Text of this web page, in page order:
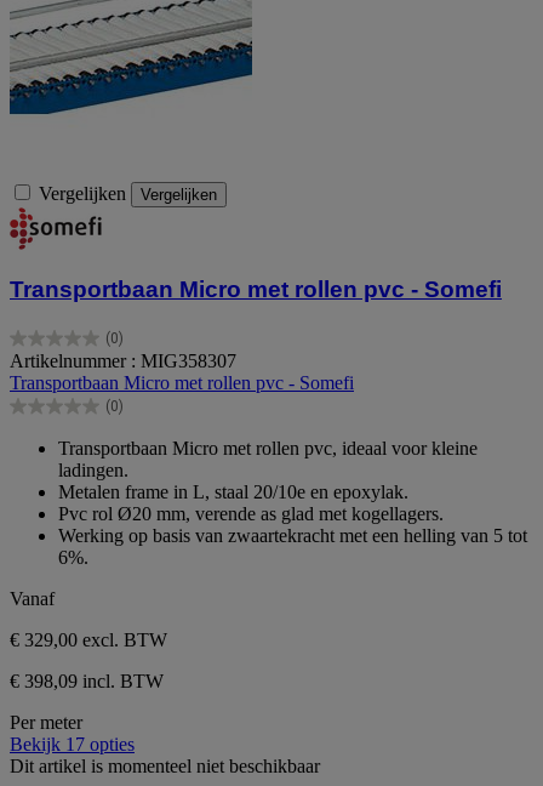
Vergelijken Vergelijken
Transportbaan Micro met rollen pvc - Somefi
(0)
0.0
van
de
5
Artikelnummer : MIG358307
Transportbaan Micro met rollen pvc - Somefi
(0)
0.0
sterren.
Transportbaan Micro met rollen pvc, ideaal voor kleine
ladingen.
Metalen frame in L, staal 20/10e en epoxylak.
Pvc rol Ø20 mm, verende as glad met kogellagers.
Werking op basis van zwaartekracht met een helling van 5 tot
6%.
Vanaf
€ 329,00 excl. BTW
€ 398,09 incl. BTW
Per meter
Bekijk 17 opties
Dit artikel is momenteel niet beschikbaar